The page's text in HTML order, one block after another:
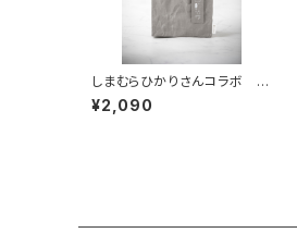
しまむらひかりさんコラボ ミ
ニトート グレー（もり）
¥2,090